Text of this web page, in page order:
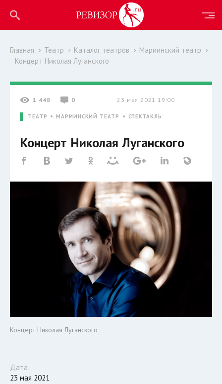
Главная Театр Каталог театров
Мариинский театр
Концерт Николая Луганского
1 448 0 23 мая 2021 19:00
ТЕАТР МАРИИНСКИЙ ТЕАТР СПЕКТАКЛЬ
Концерт Николая Луганского
Концерт Николая Луганского
Дата:
23 мая 2021